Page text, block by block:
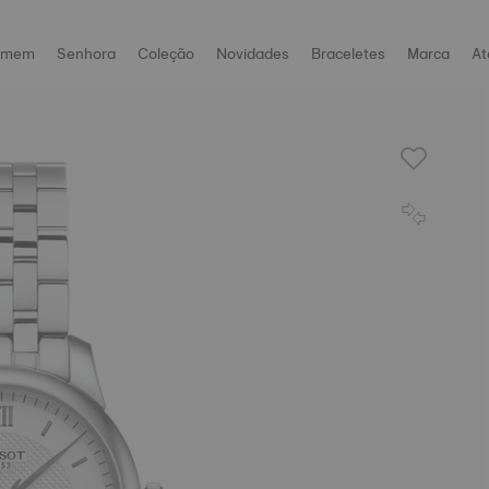
Senhora Coleção Novidades Braceletes Marca